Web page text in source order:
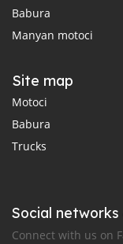
Babura
Manyan motoci
Site map
Motoci
Babura
Trucks
Social
Connect with us on